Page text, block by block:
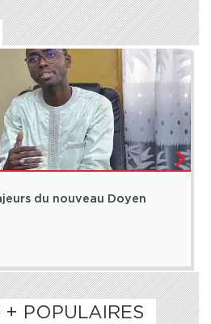
du nouveau Doyen
+ POPULAIRES